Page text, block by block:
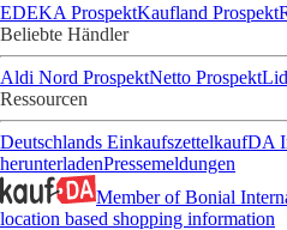
EDEKA ProspektKaufland Prospekt
Beliebte Händler
Aldi Nord ProspektNetto Prospekt
Ressourcen
Deutschlands EinkaufszettelkaufDA
herunterladenPressemeldungen
Member of Bonial
location based shopping information